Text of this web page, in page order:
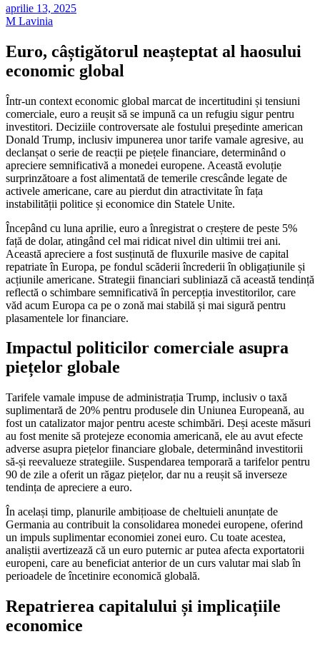
aprilie 13, 2025
M Lavinia
Euro, câștigătorul neașteptat al haosului
economic global
Într-un context economic global marcat de incertitudini și tensiuni
comerciale, euro a reușit să se impună ca un refugiu sigur pentru
investitori. Deciziile controversate ale fostului președinte american
Donald Trump, inclusiv impunerea unor tarife vamale agresive, au
declanșat o serie de reacții pe piețele financiare, determinând o
apreciere semnificativă a monedei europene. Această evoluție
surprinzătoare a fost alimentată de temerile crescânde legate de
activele americane, care au pierdut din atractivitate în fața
instabilității politice și economice din Statele Unite.
Începând cu luna aprilie, euro a înregistrat o creștere de peste 5%
față de dolar, atingând cel mai ridicat nivel din ultimii trei ani.
Această apreciere a fost susținută de fluxurile masive de capital
repatriate în Europa, pe fondul scăderii încrederii în obligațiunile și
acțiunile americane. Strategii financiari subliniază că această tendință
reflectă o schimbare semnificativă în percepția investitorilor, care
văd acum Europa ca pe o zonă mai stabilă și mai sigură pentru
plasamentele lor financiare.
Impactul politicilor comerciale asupra
piețelor globale
Tarifele vamale impuse de administrația Trump, inclusiv o taxă
suplimentară de 20% pentru produsele din Uniunea Europeană, au
fost un catalizator major pentru aceste schimbări. Deși aceste măsuri
au fost menite să protejeze economia americană, ele au avut efecte
adverse asupra piețelor financiare globale, determinând investitorii
să-și reevalueze strategiile. Suspendarea temporară a tarifelor pentru
90 de zile a oferit un răgaz piețelor, dar nu a reușit să inverseze
tendința de apreciere a euro.
În același timp, planurile ambițioase de cheltuieli anunțate de
Germania au contribuit la consolidarea monedei europene, oferind
un impuls suplimentar economiei zonei euro. Cu toate acestea,
analiștii avertizează că un euro puternic ar putea afecta exportatorii
europeni, care au beneficiat anterior de un curs valutar mai slab în
perioadele de încetinire economică globală.
Repatrierea capitalului și implicațiile
economice